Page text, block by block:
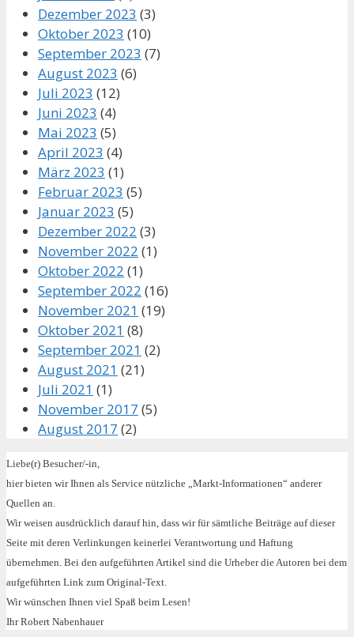
Dezember 2023 (3)
Oktober 2023 (10)
September 2023 (7)
August 2023 (6)
Juli 2023 (12)
Juni 2023 (4)
Mai 2023 (5)
April 2023 (4)
März 2023 (1)
Februar 2023 (5)
Januar 2023 (5)
Dezember 2022 (3)
November 2022 (1)
Oktober 2022 (1)
September 2022 (16)
November 2021 (19)
Oktober 2021 (8)
September 2021 (2)
August 2021 (21)
Juli 2021 (1)
November 2017 (5)
August 2017 (2)
Liebe(r) Besucher/-in,
hier bieten wir Ihnen als Service nützliche „Markt-Informationen“ anderer
Quellen an.
Wir weisen ausdrücklich darauf hin, dass wir für sämtliche Beiträge auf dieser
Seite mit deren Verlinkungen keinerlei Verantwortung und Haftung
übernehmen. Bei den aufgeführten Artikel sind die Urheber die Autoren bei dem
aufgeführten Link zum Original-Text.
Wir wünschen Ihnen viel Spaß beim Lesen!
Ihr Robert Nabenhauer